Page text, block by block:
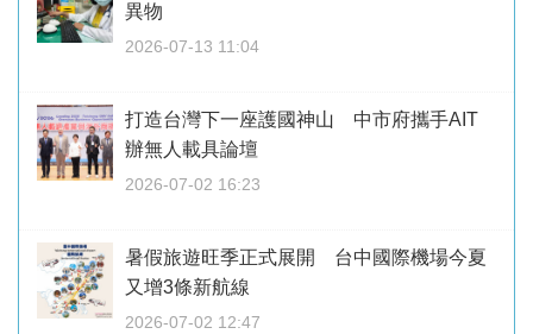
異物
2026-07-13 11:04
打造台灣下一座護國神山 中市府攜手AIT
辦無人載具論壇
2026-07-02 16:23
暑假旅遊旺季正式展開 台中國際機場今夏
又增3條新航線
2026-07-02 12:47